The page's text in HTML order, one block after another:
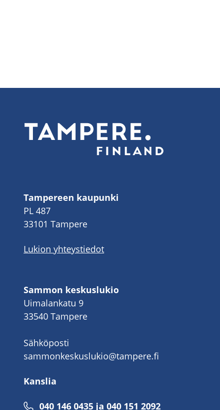
Tampereen kaupunki
PL 487
33101 Tampere
Lukion yhteystiedot
Sammon keskuslukio
Uimalankatu 9
33540 Tampere
Sähköposti
sammonkeskuslukio@tampere.fi
Kanslia
040 146 0435 ja 040 151 2092